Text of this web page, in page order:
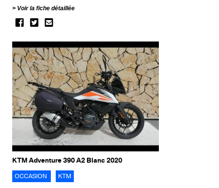
Voir la fiche détaillée
KTM Adventure 390 A2 Blanc 2020
OCCASION KTM